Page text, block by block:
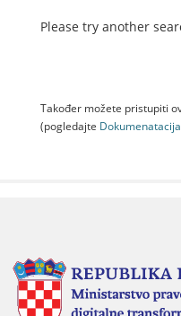
Please try another
Također možete pristupiti
(pogledajte